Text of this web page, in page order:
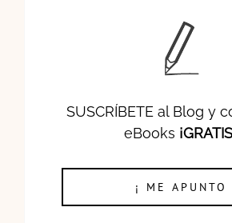
SUSCRÍBETE al Blog y
eBooks
¡ ME APUNTO